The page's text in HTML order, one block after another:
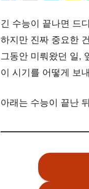
긴 수능이 끝나면 드
하지만 진짜 중요한 건
그동안 미뤄왔던 일,
이 시기를 어떻게 보
아래는 수능이 끝난